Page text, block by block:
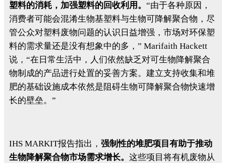
塑料的消耗，加强塑料的回收利用。 “由于各种原因，
消费者可能会混淆生物基塑料与生物可降解聚合物，尽
管公众对塑料废物问题的认识日益增强，市场对环保塑
料的需求量还是没有想象中的多，” Marifaith Hackett
说，“在日常生活中，人们依然缺乏对可生物降解聚合
物制成的产品进行处置的妥善方案。建立支持收集和堆
肥的基础设施成本依然是阻碍生物可降解聚合物快速增
长的壁垒。”
IHS MARKIT报告指出， 强制性的堆肥项目有助于推动
生物降解聚合物市场需求增长。 这些项目将有机废物从